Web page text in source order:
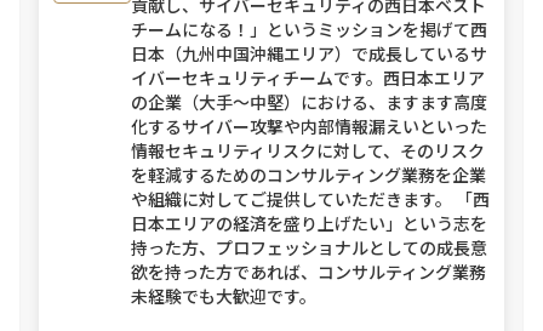
貢献し、サイバーセキュリティの西日本ベスト
チームになる！」というミッションを掲げて西
日本（九州中国沖縄エリア）で成長しているサ
イバーセキュリティチームです。西日本エリア
の企業（大手～中堅）における、ますます高度
化するサイバー攻撃や内部情報漏えいといった
情報セキュリティリスクに対して、そのリスク
を軽減するためのコンサルティング業務を企業
や組織に対してご提供していただきます。 「西
日本エリアの経済を盛り上げたい」という志を
持った方、プロフェッショナルとしての成長意
欲を持った方であれば、コンサルティング業務
未経験でも大歓迎です。